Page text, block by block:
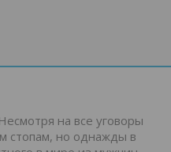
на все уговоры
стопам, но однажды в